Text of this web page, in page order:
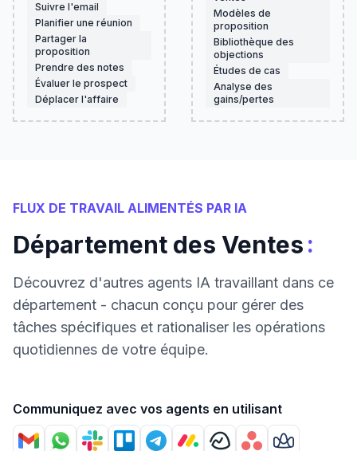
Suivre l'email
Planifier une réunion
Partager la
proposition
Prendre des notes
Évaluer le prospect
Déplacer l'affaire
Modèles de
proposition
Bibliothèque des
objections
Études de cas
Analyse des
gains/pertes
FLUX DE TRAVAIL ALIMENTÉS PAR IA
Département des Ventes:
Découvrez d'autres agents IA travaillant dans ce
département - chacun conçu pour gérer des
tâches spécifiques et rationaliser les opérations
quotidiennes de votre équipe.
Communiquez avec vos agents en utilisant